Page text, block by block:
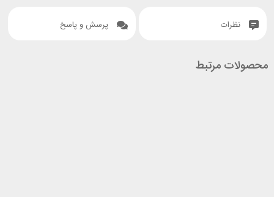
نظرات پرسش و پاسخ
محصولات مرتبط